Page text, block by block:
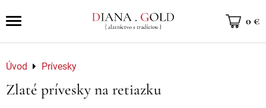
0 €
Úvod Prívesky
Zlaté prívesky na retiazku